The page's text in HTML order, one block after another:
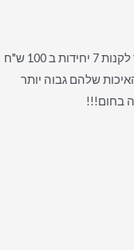
אני רוצה להגיד פשוט ואוו!! לא להאמין שאפשר לקנות 7 יחידות ב 100 ש"ח
ב 65 שח ליחידה והאיכות שלהם גבוה יותר
בחום!!!